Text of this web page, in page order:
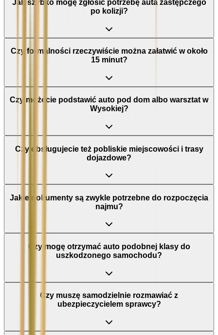
Jak szybko mogę zgłosić potrzebę auta zastępczego
po kolizji?
Czy formalności rzeczywiście można załatwić w około
15 minut?
Czy możecie podstawić auto pod dom albo warsztat w
Wysokiej?
Czy obsługujecie też pobliskie miejscowości i trasy
dojazdowe?
Jakie dokumenty są zwykle potrzebne do rozpoczęcia
najmu?
Czy mogę otrzymać auto podobnej klasy do
uszkodzonego samochodu?
Czy muszę samodzielnie rozmawiać z
ubezpieczycielem sprawcy?